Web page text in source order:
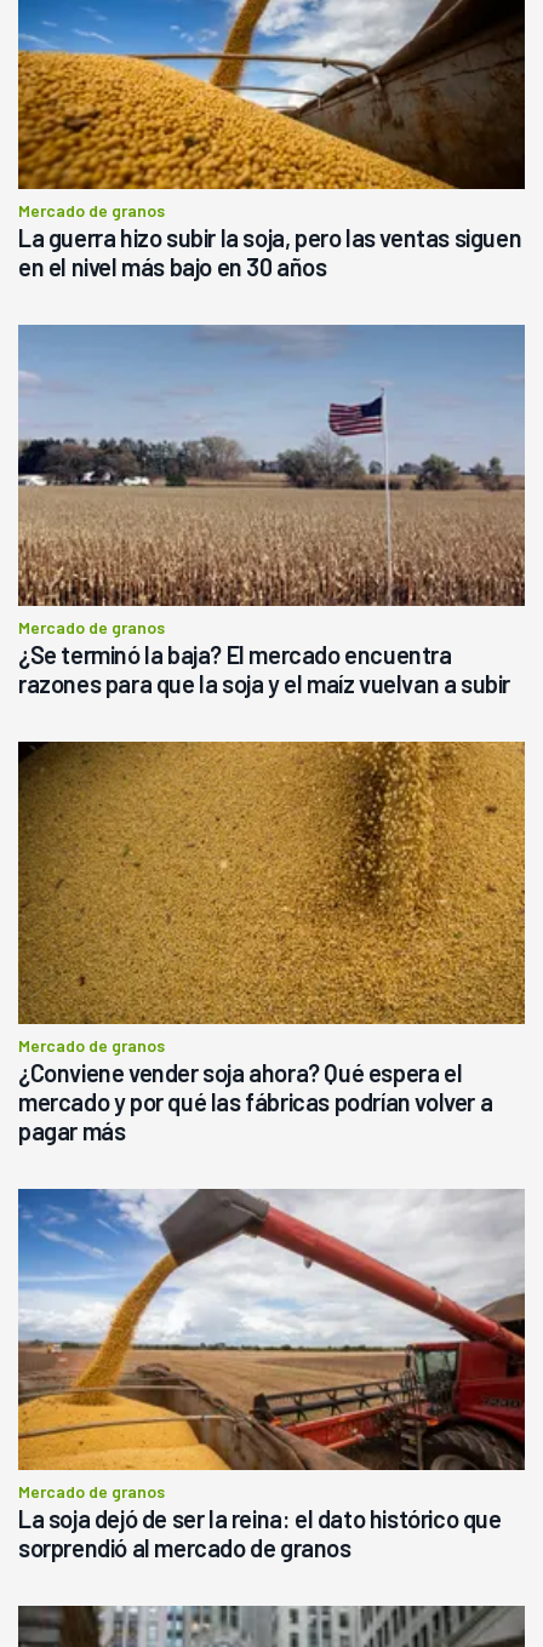
Mercado de granos
La guerra hizo subir la soja, pero las ventas siguen
en el nivel más bajo en 30 años
Mercado de granos
¿Se terminó la baja? El mercado encuentra
razones para que la soja y el maíz vuelvan a subir
Mercado de granos
¿Conviene vender soja ahora? Qué espera el
mercado y por qué las fábricas podrían volver a
pagar más
Mercado de granos
La soja dejó de ser la reina: el dato histórico que
sorprendió al mercado de granos